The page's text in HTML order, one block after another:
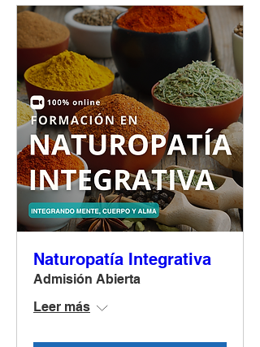
Naturopatía Integrativa
Admisión Abierta
Leer más